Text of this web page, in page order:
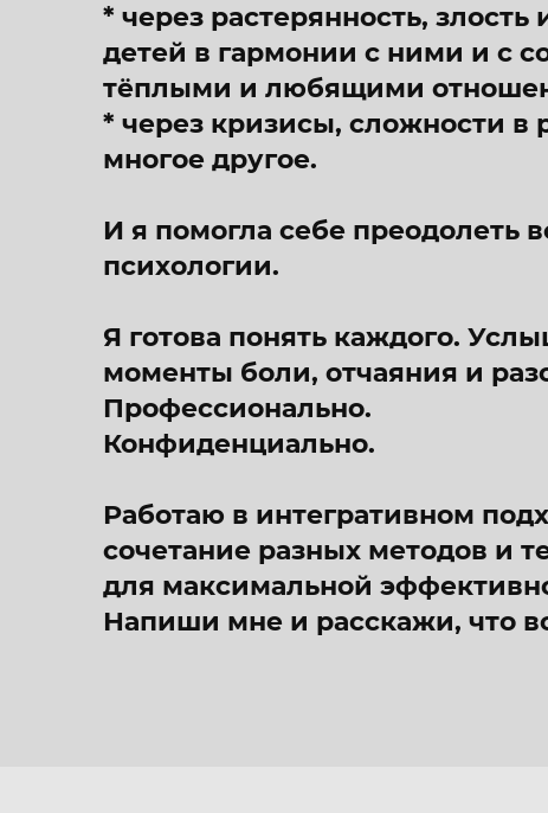
* через растерянность,
детей в гармонии с ними и с
тёплыми и любящими
* через кризисы, сложности в
многое другое.
И я помогла себе преодолеть
психологии.
Я готова понять каждого.
моменты боли, отчаяния и
Профессионально.
Конфиденциально.
Работаю в интегративном
сочетание разных методов и
для максимальной
Напиши мне и расскажи, что